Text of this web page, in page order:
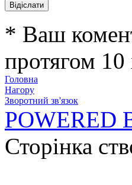
* Ваш
протягом
Головна
Нагору
Зворотний зв'язок
POWERED
Сторінка